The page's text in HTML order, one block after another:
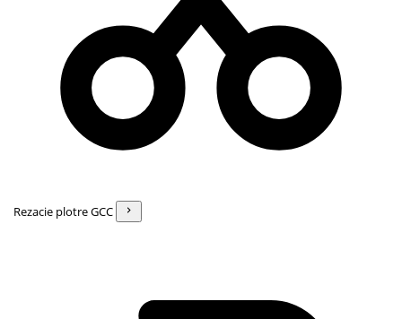
Rezacie plotre GCC